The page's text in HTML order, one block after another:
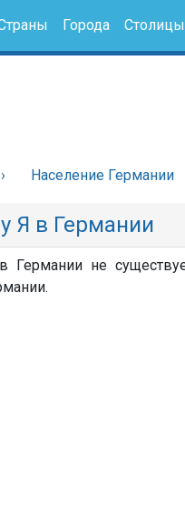
Города Столицы
Население Германии
Я в Германии
не